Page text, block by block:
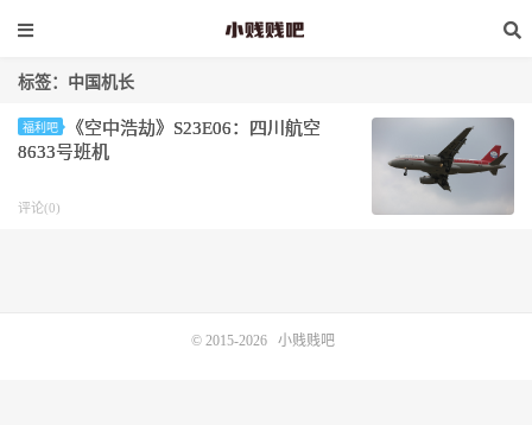
标签：中国机长
福利吧
《空中浩劫》S23E06：四川航空
8633号班机
评论(0)
© 2015-2026 小贱贱吧